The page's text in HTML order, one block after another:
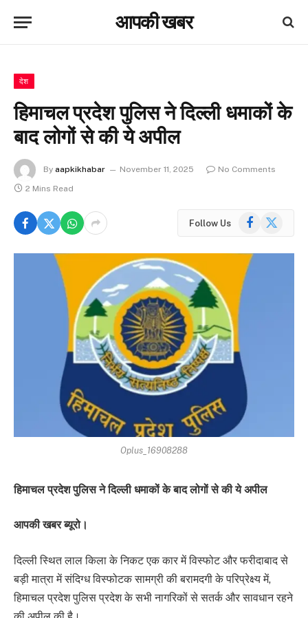
आपकी खबर
देश
हिमाचल प्रदेश पुलिस ने दिल्ली धमाकों के
बाद लोगों से की ये अपील
By aapkikhabar November 11, 2025
No Comments
2 Mins Read
Follow Us Facebook
X
Oplus_16908288
हिमाचल प्रदेश पुलिस ने दिल्ली धमाकों के बाद लोगों से की ये अपील
आपकी खबर ब्यूरो।
दिल्ली स्थित लाल किला के निकट एक कार में विस्फोट और फरीदाबाद से
बड़ी मात्रा में संदिग्ध विस्फोटक सामग्री की बरामदगी के परिप्रेक्ष्य में,
हिमाचल प्रदेश पुलिस प्रदेश के सभी नागरिकों से सतर्क और सावधान रहने